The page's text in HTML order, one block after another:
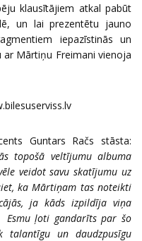
klausītājiem atkal pabūt
un lai prezentētu jauno
iepazīstinās un
ar Mārtiņu Freimani vienoja
Guntars Račs stāsta:
topošā veltījumu albuma
veidot savu skatījumu uz
ka Mārtiņam tas noteikti
ja kāds izpildīja viņa
Esmu ļoti gandarīts par šo
talantīgu un daudzpusīgu